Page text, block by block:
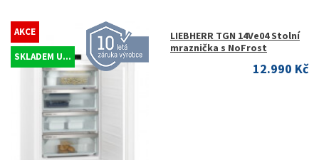
AKCE
SKLADEM U...
LIEBHERR TGN 14Ve04 Stolní
mraznička s NoFrost
12.990 Kč